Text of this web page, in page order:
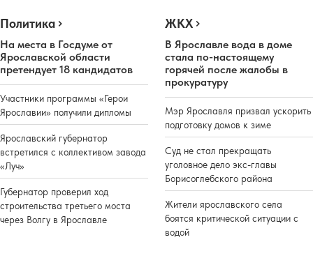
Политика
На места в Госдуме от
Ярославской области
претендует 18 кандидатов
Участники программы «Герои
Ярославии» получили дипломы
Ярославский губернатор
встретился с коллективом завода
«Луч»
Губернатор проверил ход
строительства третьего моста
через Волгу в Ярославле
ЖКХ
В Ярославле вода в доме
стала по-настоящему
горячей после жалобы в
прокуратуру
Мэр Ярославля призвал ускорить
подготовку домов к зиме
Суд не стал прекращать
уголовное дело экс-главы
Борисоглебского района
Жители ярославского села
боятся критической ситуации с
водой